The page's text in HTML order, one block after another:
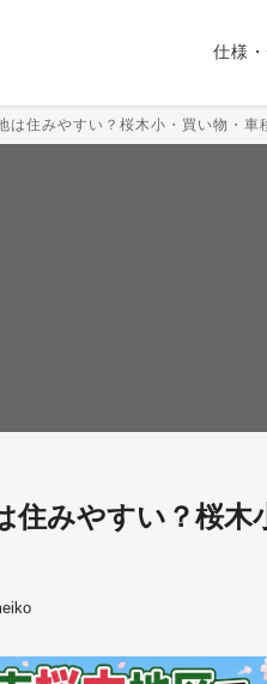
仕様
は住みやすい？桜木小・買い物・車
住みやすい？桜木